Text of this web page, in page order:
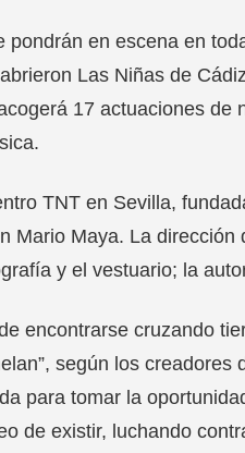
en escena en
Las Niñas de
17 actuaciones de
TNT en Sevilla,
Maya. La dirección
y el vestuario; la
encontrarse cruzando
según los creadores
para tomar la
de existir, luchando